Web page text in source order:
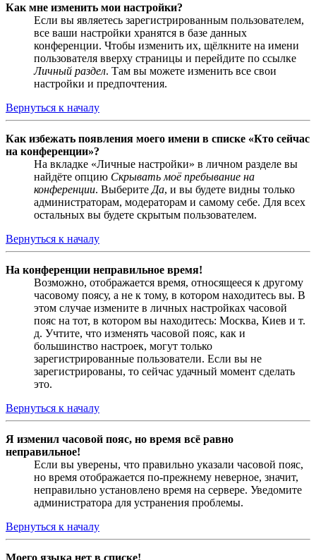
Как мне изменить мои настройки?
Если вы являетесь зарегистрированным пользователем,
все ваши настройки хранятся в базе данных
конференции. Чтобы изменить их, щёлкните на имени
пользователя вверху страницы и перейдите по ссылке
Личный раздел. Там вы можете изменить все свои
настройки и предпочтения.
Вернуться к началу
Как избежать появления моего имени в списке «Кто сейчас
на конференции»?
На вкладке «Личные настройки» в личном разделе вы
найдёте опцию Скрывать моё пребывание на
конференции. Выберите Да, и вы будете видны только
администраторам, модераторам и самому себе. Для всех
остальных вы будете скрытым пользователем.
Вернуться к началу
На конференции неправильное время!
Возможно, отображается время, относящееся к другому
часовому поясу, а не к тому, в котором находитесь вы. В
этом случае измените в личных настройках часовой
пояс на тот, в котором вы находитесь: Москва, Киев и т.
д. Учтите, что изменять часовой пояс, как и
большинство настроек, могут только
зарегистрированные пользователи. Если вы не
зарегистрированы, то сейчас удачный момент сделать
это.
Вернуться к началу
Я изменил часовой пояс, но время всё равно
неправильное!
Если вы уверены, что правильно указали часовой пояс,
но время отображается по-прежнему неверное, значит,
неправильно установлено время на сервере. Уведомите
администратора для устранения проблемы.
Вернуться к началу
Моего языка нет в списке!